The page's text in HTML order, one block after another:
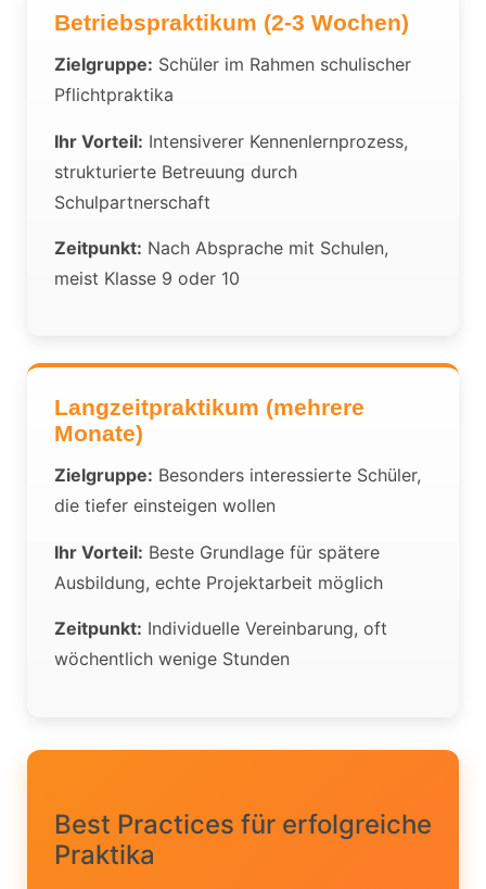
Betriebspraktikum (2-3 Wochen)
Zielgruppe: Schüler im Rahmen schulischer
Pflichtpraktika
Ihr Vorteil: Intensiverer Kennenlernprozess,
strukturierte Betreuung durch
Schulpartnerschaft
Zeitpunkt: Nach Absprache mit Schulen,
meist Klasse 9 oder 10
Langzeitpraktikum (mehrere
Monate)
Zielgruppe: Besonders interessierte Schüler,
die tiefer einsteigen wollen
Ihr Vorteil: Beste Grundlage für spätere
Ausbildung, echte Projektarbeit möglich
Zeitpunkt: Individuelle Vereinbarung, oft
wöchentlich wenige Stunden
Best Practices für erfolgreiche
Praktika